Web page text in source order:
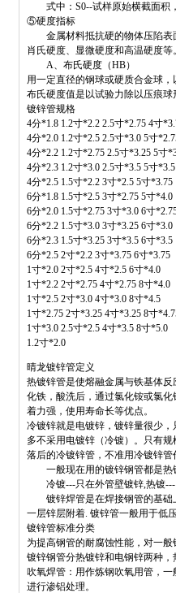
式中：S0--试样原始横截面积，
⑤硬度指标
金属材料抵抗硬的物体压陷表
肖氏硬度、显微硬度和高温硬度
A、布氏硬度（HB）
用一定直径的钢球或硬质合金球
布氏硬度值是以试验力除以压痕
镀锌管规格
4分*1.8 1.2寸*2.2 2.5寸*2.75 4寸
4分*2.0 1.2寸*2.5 2.5寸*3.0 5寸
4分*2.2 1.2寸*2.75 2.5寸*3.25 5寸
4分*2.3 1.2寸*3.0 2.5寸*3.5 5寸*3.5
4分*2.5 1.5寸*2.2 3寸*2.5 5寸*3.75
6分*1.8 1.5寸*2.5 3寸*2.75 5寸*4.0
6分*2.0 1.5寸*2.75 3寸*3.0 6寸
6分*2.2 1.5寸*3.0 3寸*3.25 6寸*3.0
6分*2.3 1.5寸*3.25 3寸*3.5 6寸*3.5
6分*2.5 2寸*2.2 3寸*3.75 6寸*3.75
1寸*2.0 2寸*2.5 4寸*2.5 6寸*4.0
1寸*2.2 2寸*2.75 4寸*2.75 8寸*4.0
1寸*2.5 2寸*3.0 4寸*3.0 8寸*4.5
1寸*2.75 2寸*3.25 4寸*3.25 8寸
1寸*3.0 2.5寸*2.5 4寸*3.5 8寸*5.0
1.2寸*2.0
晴龙镀锌管定义
热镀锌管是使熔融金属与铁基体
化铁，酸洗后，通过氯化铵或氯
着力强，使用寿命长等优点。
冷镀锌就是电镀锌，镀锌量很少
多不采用电镀锌（冷镀）。只有
落后的冷镀锌管，不准用冷镀锌管
一般现在用的镀锌钢管都是热
冷镀---只在外管壁镀锌,热镀---
镀锌焊管是在焊接钢管的基础
一层锌层附着. 镀锌管一般用于低
镀锌管标准分类
为提高钢管的耐腐蚀性能，对一
镀锌钢管分热镀锌和电钢锌两种
吹氧焊管：用作炼钢吹氧用管，一
进行渗铝处理。